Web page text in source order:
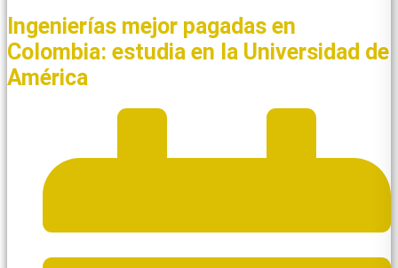
Ingenierías mejor pagadas en
Colombia: estudia en la Universidad de
América